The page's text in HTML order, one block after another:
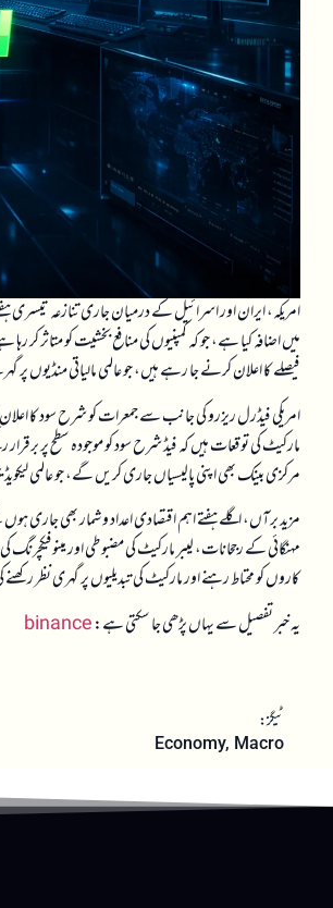
امریکہ، ایران اور اسرائیل کے درمیان جاری تنازعہ تیسری
میں اضافہ کیا ہے، جو کہ کمپنیوں کی منافع بخشیت کو متاثر
فیصلے کا اعلان کرنے جا رہے ہیں، جو عالمی مالیاتی منڈیوں
امریکی فیڈرل ریزرو کی جانب سے جمعرات کو شرح سود کا
مارکیٹ کی توقعات ہیں کہ فیڈ شرح سود کو موجودہ سطح پر
مرکزی بینک بھی اپنی پالیسیاں جاری کریں گے، جو عالمی
مزید برآں، اگلے ہفتے اہم اقتصادی اعداد و شمار بھی
مہنگائی کے رجحانات، لیبر مارکیٹ کی مضبوطی اور
کاروں کو محتاط رہنے اور مارکیٹ کی تبدیلیوں پر گہری نظر
یہ خبر تفصیل سے یہاں پڑھی جا سکتی ہے:binance
ٹیگز:
Economy, Macro